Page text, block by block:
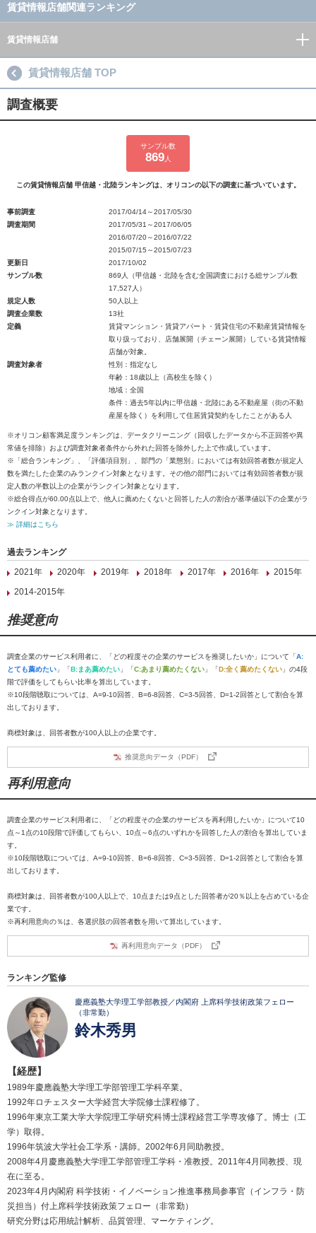
賃貸情報店舗関連ランキング
賃貸情報店舗
賃貸情報店舗 TOP
調査概要
サンプル数
869人
この賃貸情報店舗 甲信越・北陸ランキングは、オリコンの以下の調査に基づいています。
事前調査
2017/04/14～2017/05/30
調査期間
2017/05/31～2017/06/05
2016/07/20～2016/07/22
2015/07/15～2015/07/23
更新日
2017/10/02
サンプル数
869人（甲信越・北陸を含む全国調査における総サンプル数
17,527人）
規定人数
50人以上
調査企業数
13社
定義
賃貸マンション・賃貸アパート・賃貸住宅の不動産賃貸情報を
取り扱っており、店舗展開（チェーン展開）している賃貸情報
店舗が対象。
調査対象者
性別：指定なし
年齢：18歳以上（高校生を除く）
地域：全国
条件：過去5年以内に甲信越・北陸にある不動産屋（街の不動
産屋を除く）を利用して住居賃貸契約をしたことがある人
※オリコン顧客満足度ランキングは、データクリーニング（回収したデータから不正回答や異
常値を排除）および調査対象者条件から外れた回答を除外した上で作成しています。
※「総合ランキング」、「評価項目別」、部門の「業態別」においては有効回答者数が規定人
数を満たした企業のみランクイン対象となります。その他の部門においては有効回答者数が規
定人数の半数以上の企業がランクイン対象となります。
※総合得点が60.00点以上で、他人に薦めたくないと回答した人の割合が基準値以下の企業がラ
ンクイン対象となります。
≫ 詳細はこちら
過去ランキング
2021年
2020年 2019年 2018年 2017年 2016年
2015年
2014-2015年
推奨意向
調査企業のサービス利用者に、「どの程度その企業のサービスを推奨したいか」について「A:
とても薦めたい 」「B:まあ薦めたい 」「C:あまり薦めたくない 」「D:全く薦めたくない 」の4段
階で評価をしてもらい比率を算出しています。
※10段階聴取については、A=9-10回答、B=6-8回答、C=3-5回答、D=1-2回答として割合を算
出しております。
商標対象は、回答者数が100人以上の企業です。
推奨意向データ（PDF）
再利用意向
調査企業のサービス利用者に、「どの程度その企業のサービスを再利用したいか」について10
点～1点の10段階で評価してもらい、10点～6点のいずれかを回答した人の割合を算出していま
す。
※10段階聴取については、A=9-10回答、B=6-8回答、C=3-5回答、D=1-2回答として割合を算
出しております。
商標対象は、回答者数が100人以上で、10点または9点とした回答者が20％以上を占めている企
業です。
※再利用意向の％は、各選択肢の回答者数を用いて算出しています。
再利用意向データ（PDF）
ランキング監修
慶應義塾大学理工学部教授／内閣府 上席科学技術政策フェロー
（非常勤）
鈴木秀男
【経歴】
1989年慶應義塾大学理工学部管理工学科卒業。
1992年ロチェスター大学経営大学院修士課程修了。
1996年東京工業大学大学院理工学研究科博士課程経営工学専攻修了。博士（工
学）取得。
1996年筑波大学社会工学系・講師。2002年6月同助教授。
2008年4月慶應義塾大学理工学部管理工学科・准教授。2011年4月同教授、現
在に至る。
2023年4月内閣府 科学技術・イノベーション推進事務局参事官（インフラ・防
災担当）付上席科学技術政策フェロー（非常勤）
研究分野は応用統計解析、品質管理、マーケティング。